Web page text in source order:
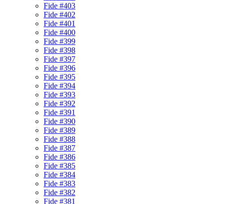
Fide #403
Fide #402
Fide #401
Fide #400
Fide #399
Fide #398
Fide #397
Fide #396
Fide #395
Fide #394
Fide #393
Fide #392
Fide #391
Fide #390
Fide #389
Fide #388
Fide #387
Fide #386
Fide #385
Fide #384
Fide #383
Fide #382
Fide #381